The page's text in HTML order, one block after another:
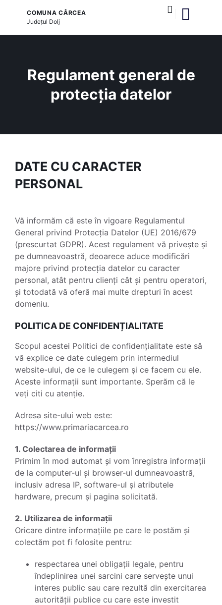
COMUNA CÂRCEA
Județul Dolj
Regulament general de
protecția datelor
DATE CU CARACTER
PERSONAL
Vă informăm că este în vigoare Regulamentul
General privind Protecția Datelor (UE) 2016/679
(prescurtat GDPR). Acest regulament vă privește și
pe dumneavoastră, deoarece aduce modificări
majore privind protecția datelor cu caracter
personal, atât pentru clienți cât și pentru operatori,
și totodată vă oferă mai multe drepturi în acest
domeniu.
POLITICA DE CONFIDENȚIALITATE
Scopul acestei Politici de confidențialitate este să
vă explice ce date culegem prin intermediul
website-ului, de ce le culegem și ce facem cu ele.
Aceste informații sunt importante. Sperăm că le
veți citi cu atenție.
Adresa site-ului web este:
https://www.primariacarcea.ro
1. Colectarea de informații
Primim în mod automat și vom înregistra informații
de la computer-ul și browser-ul dumneavoastră,
inclusiv adresa IP, software-ul și atributele
hardware, precum și pagina solicitată.
2. Utilizarea de informații
Oricare dintre informațiile pe care le postăm și
colectăm pot fi folosite pentru:
respectarea unei obligații legale, pentru
îndeplinirea unei sarcini care servește unui
interes public sau care rezultă din exercitarea
autorității publice cu care este investit